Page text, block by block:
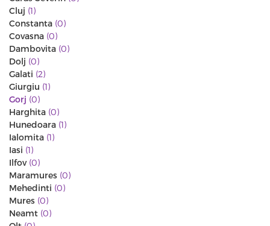
Cluj (1)
Constanta (0)
Covasna (0)
Dambovita (0)
Dolj (0)
Galati (2)
Giurgiu (1)
Gorj (0)
Harghita (0)
Hunedoara (1)
Ialomita (1)
Iasi (1)
Ilfov (0)
Maramures (0)
Mehedinti (0)
Mures (0)
Neamt (0)